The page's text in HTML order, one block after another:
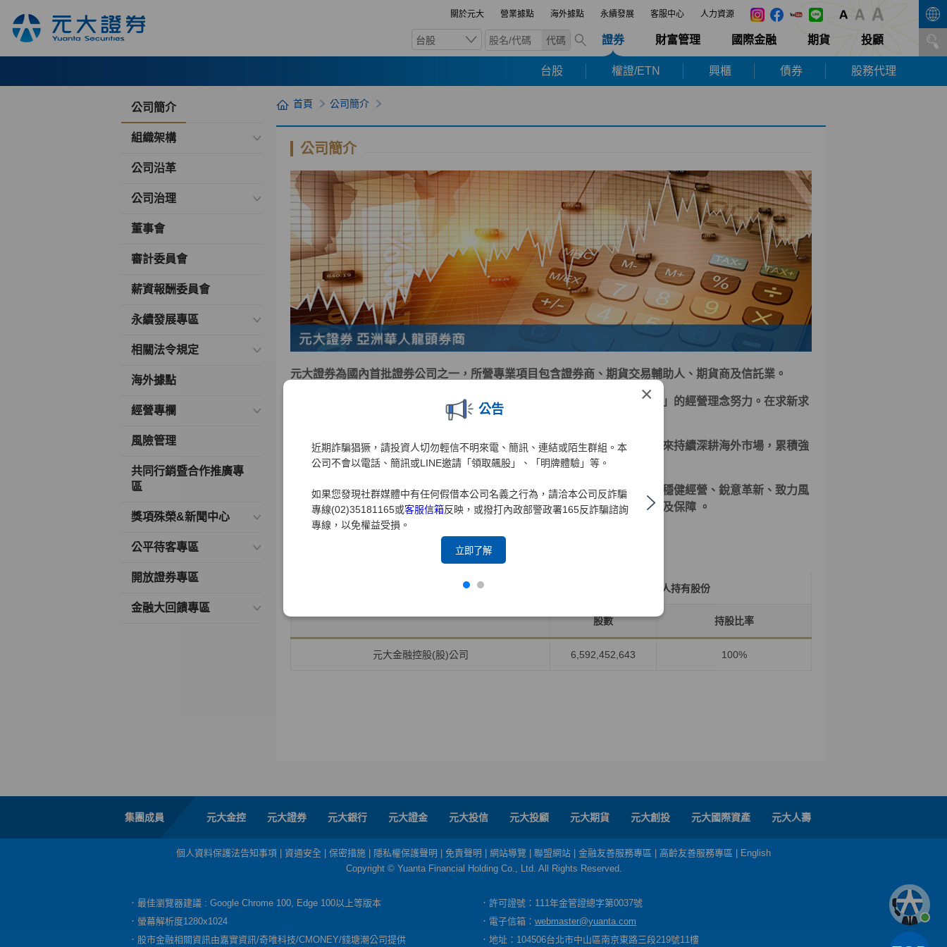
關於元大 營業據點 海外據點 永續發展 客服中心 人力資源
台股 代碼 證券 財富管理 國際金融 期貨 投顧
台股 權證/ETN 興櫃 債券 股務代理
×
公告
近期詐騙猖獗，請投資人切勿輕信不明來電、簡訊、連結或陌生群組。本
公司不會以電話、簡訊或LINE邀請「領取飆股」、「明牌體驗」等。
如果您發現社群媒體中有任何假借本公司名義之行為，請洽本公司反詐騙
專線(02)35181165或客服信箱反映，或撥打內政部警政署165反詐騙諮詢
專線，以免權益受損。
立即了解
公司簡介
組織架構
公司沿革
公司治理
董事會
審計委員會
薪資報酬委員會
永續發展專區
相關法令規定
海外據點
經營專欄
風險管理
共同行銷暨合作推廣專
區
獎項殊榮&新聞中心
公平待客專區
開放證券專區
金融大回饋專區
首頁 公司簡介
公司簡介
元大證券為國內首批證券公司之一，所營專業項目包含證券商、期貨交易輔助人、期貨商及信託業。
多年來始終秉持著為投資大眾「掌握先機、創造財富、誠信服務、保障權益」的經營理念努力。在求新求
變、群策群力的企業文化驅策下，早已成為台灣證券業的翹楚。
本著「深耕台灣、放眼國際、在地生活、全球投資」的理念，元大證券多年來持續深耕海外市場，累積強
大實力。近年來更積極拓展兩岸三地業務，以期成為大中華區指標性券商。
元大證券為元大金控旗下之子公司，爾後仍將持續以落實客戶權益為職志，穩健經營、銳意革新、致力風
險管理，為投資大眾提供最完善、最周全之服務，並為客戶帶來更大的利潤及保障 。
本人持有股份
持股比例占前十名之股東資料
資料時間:115年4月30日
本人持有股份
股數 持股比率
元大金融控股(股)公司 6,592,452,643 100%
集團成員 元大金控 元大證券 元大銀行 元大證金 元大投信 元大投顧 元大期貨 元大創投 元大國際資產 元大人壽
個人資料保護法告知事項 資通安全 保密措施 隱私權保護聲明 免責聲明 網站導覽 聯盟網站 金融友善服務專區 高齡友善服務專區
English
Copyright © Yuanta Financial Holding Co., Ltd. All Rights Reserved.
．最佳瀏覽器建議 : Google Chrome 100, Edge 100以上等版本
．許可證號：111年金管證總字第0037號
．螢幕解析度1280x1024
．電子信箱： webmaster@yuanta.com
．股市金融相關資訊由嘉實資訊/奇唯科技/CMONEY/錢塘潮公司提供
．地址：104506台北市中山區南京東路三段219號11樓